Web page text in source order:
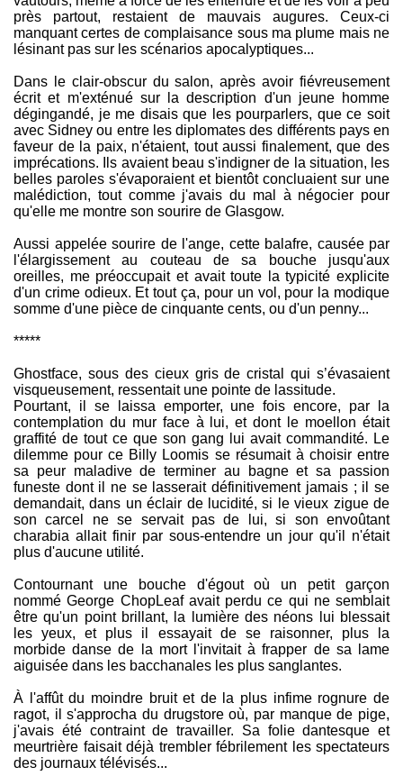
près partout, restaient de mauvais augures. Ceux-ci
manquant certes de complaisance sous ma plume mais ne
lésinant pas sur les scénarios apocalyptiques...
Dans le clair-obscur du salon, après avoir fiévreusement
écrit et m'exténué sur la description d'un jeune homme
dégingandé, je me disais que les pourparlers, que ce soit
avec Sidney ou entre les diplomates des différents pays en
faveur de la paix, n'étaient, tout aussi finalement, que des
imprécations. Ils avaient beau s'indigner de la situation, les
belles paroles s'évaporaient et bientôt concluaient sur une
malédiction, tout comme j'avais du mal à négocier pour
qu'elle me montre son sourire de Glasgow.
Aussi appelée sourire de l'ange, cette balafre, causée par
l'élargissement au couteau de sa bouche jusqu'aux
oreilles, me préoccupait et avait toute la typicité explicite
d'un crime odieux. Et tout ça, pour un vol, pour la modique
somme d'une pièce de cinquante cents, ou d'un penny...
*****
Ghostface, sous des cieux gris de cristal qui s’évasaient
visqueusement, ressentait une pointe de lassitude.
Pourtant, il se laissa emporter, une fois encore, par la
contemplation du mur face à lui, et dont le moellon était
graffité de tout ce que son gang lui avait commandité. Le
dilemme pour ce Billy Loomis se résumait à choisir entre
sa peur maladive de terminer au bagne et sa passion
funeste dont il ne se lasserait définitivement jamais ; il se
demandait, dans un éclair de lucidité, si le vieux zigue de
son carcel ne se servait pas de lui, si son envoûtant
charabia allait finir par sous-entendre un jour qu'il n'était
plus d'aucune utilité.
Contournant une bouche d'égout où un petit garçon
nommé George ChopLeaf avait perdu ce qui ne semblait
être qu'un point brillant, la lumière des néons lui blessait
les yeux, et plus il essayait de se raisonner, plus la
morbide danse de la mort l'invitait à frapper de sa lame
aiguisée dans les bacchanales les plus sanglantes.
À l'affût du moindre bruit et de la plus infime rognure de
ragot, il s'approcha du drugstore où, par manque de pige,
j'avais été contraint de travailler. Sa folie dantesque et
meurtrière faisait déjà trembler fébrilement les spectateurs
des journaux télévisés...